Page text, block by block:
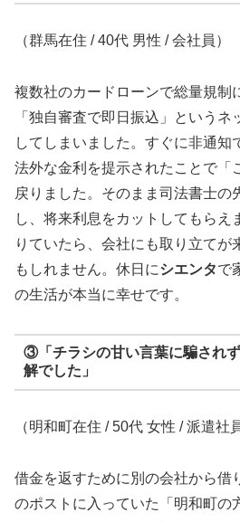
（群馬在住 / 40代 男性 / 会社員）
複数社のカードローンで総量規制
「独自審査で即日振込」という
してしまいました。すぐに非通知
法外な金利を提示されたことで「
戻りました。そのまま司法書士の
し、将来利息をカットしてもらえ
りていたら、会社にも取り立てが
もしれません。休日にシエンタで
の生活が本当に幸せです。
③「チラシの甘い言葉に騙され
解でした」
（明和町在住 / 50代 女性 / 派遣社
借金を返すために別の会社から借
のポストに入っていた「明和町の